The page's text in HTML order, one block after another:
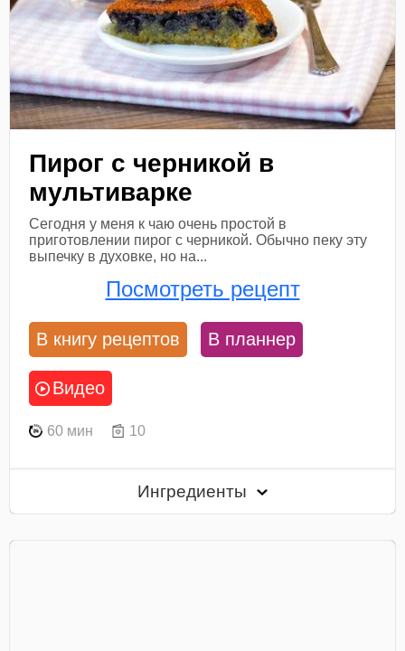
Пирог с черникой в
мультиварке
Сегодня у меня к чаю очень простой в
приготовлении пирог с черникой. Обычно пеку эту
выпечку в духовке, но на...
Посмотреть рецепт
В книгу рецептов В планнер
Видео
60 мин 10
Ингредиенты